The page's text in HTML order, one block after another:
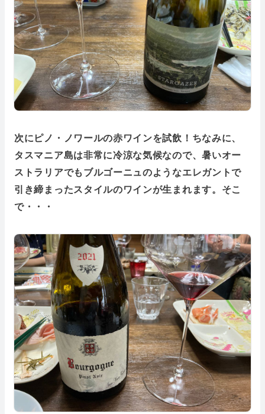
次にピノ・ノワールの赤ワインを試飲！ちなみに、
タスマニア島は非常に冷涼な気候なので、暑いオー
ストラリアでもブルゴーニュのようなエレガントで
引き締まったスタイルのワインが生まれます。そこ
で・・・